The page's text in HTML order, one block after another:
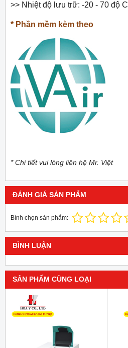
>> Nhiệt độ lưu trữ: -20 - 70 độ C
* Phần mềm kèm theo
* Chi tiết vui lòng liên hệ Mr. Việt
ĐÁNH GIÁ SẢN PHẨM
Bình chọn sản phẩm:
BÌNH LUẬN
SẢN PHẨM CÙNG LOẠI